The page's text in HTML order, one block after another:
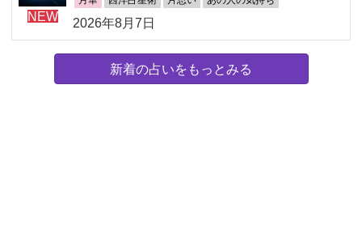
NEW
2026年8月7日
新着の占いをもっとみる